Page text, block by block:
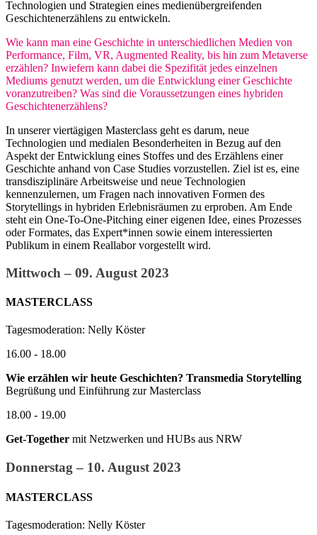
Technologien und Strategien eines medienübergreifenden
Geschichtenerzählens zu entwickeln.
Wie kann man eine Geschichte in unterschiedlichen Medien von
Performance, Film, VR, Augmented Reality, bis hin zum Metaverse
erzählen? Inwiefern kann dabei die Spezifität jedes einzelnen
Mediums genutzt werden, um die Entwicklung einer Geschichte
voranzutreiben? Was sind die Voraussetzungen eines hybriden
Geschichtenerzählens?
In unserer viertägigen Masterclass geht es darum, neue
Technologien und medialen Besonderheiten in Bezug auf den
Aspekt der Entwicklung eines Stoffes und des Erzählens einer
Geschichte anhand von Case Studies vorzustellen. Ziel ist es, eine
transdisziplinäre Arbeitsweise und neue Technologien
kennenzulernen, um Fragen nach innovativen Formen des
Storytellings in hybriden Erlebnisräumen zu erproben. Am Ende
steht ein One-To-One-Pitching einer eigenen Idee, eines Prozesses
oder Formates, das Expert*innen sowie einem interessierten
Publikum in einem Reallabor vorgestellt wird.
Mittwoch – 09. August 2023
MASTERCLASS
Tagesmoderation: Nelly Köster
16.00 - 18.00
Wie erzählen wir heute Geschichten? Transmedia Storytelling
Begrüßung und Einführung zur Masterclass
18.00 - 19.00
Get-Together mit Netzwerken und HUBs aus NRW
Donnerstag – 10. August 2023
MASTERCLASS
Tagesmoderation: Nelly Köster